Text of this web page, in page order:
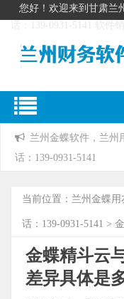
您好！欢迎来到甘肃兰
话：139-0931-5141 软件
兰州金蝶软件，兰州
话：139-0931-5141
当前位置： 兰州金蝶
话：139-0931-5141 >
金蝶精斗云
差异具体是